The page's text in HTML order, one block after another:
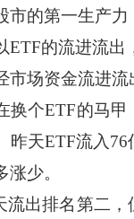
的第一生产力
ETF的流进流出
场资金流进流
换个ETF的马甲
昨天ETF流入76
少。
出排名第二，